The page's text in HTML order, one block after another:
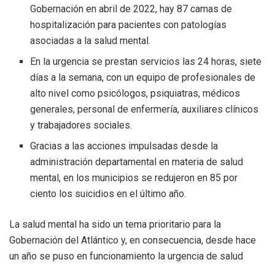
Gobernación en abril de 2022, hay 87 camas de
hospitalización para pacientes con patologías
asociadas a la salud mental.
En la urgencia se prestan servicios las 24 horas, siete
días a la semana, con un equipo de profesionales de
alto nivel como psicólogos, psiquiatras, médicos
generales, personal de enfermería, auxiliares clínicos
y trabajadores sociales.
Gracias a las acciones impulsadas desde la
administración departamental en materia de salud
mental, en los municipios se redujeron en 85 por
ciento los suicidios en el último año.
La salud mental ha sido un tema prioritario para la
Gobernación del Atlántico y, en consecuencia, desde hace
un año se puso en funcionamiento la urgencia de salud